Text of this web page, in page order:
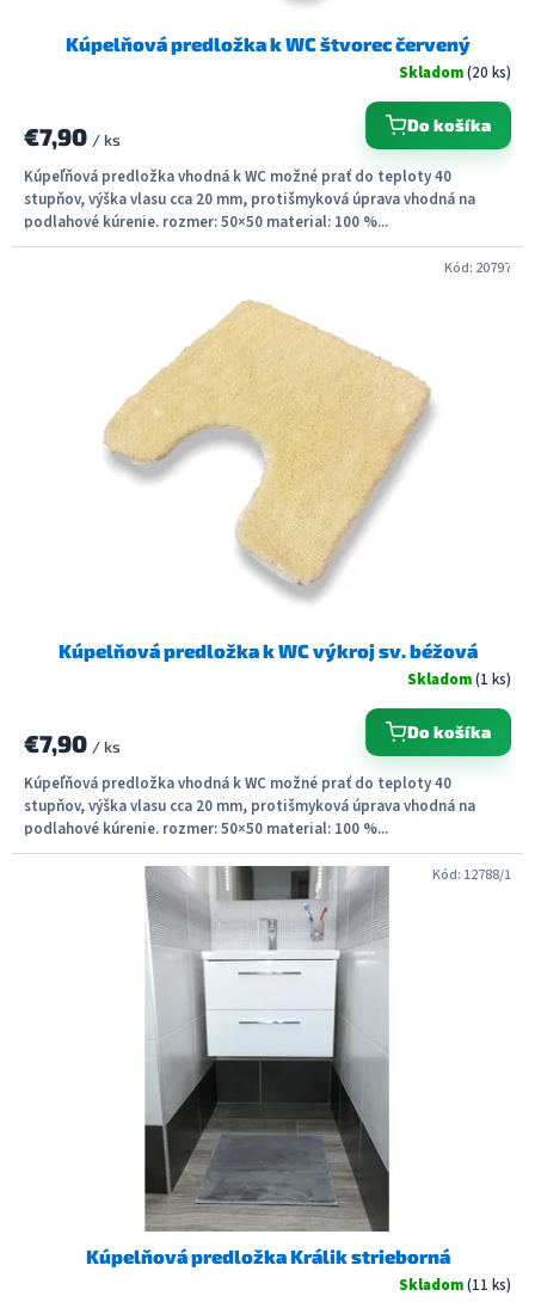
Kúpelňová predložka k WC štvorec červený
Skladom(20 ks)
€7,90 / ks
Do košíka
Kúpeľňová predložka vhodná k WC možné prať do teploty 40
stupňov, výška vlasu cca 20 mm, protišmyková úprava vhodná na
podlahové kúrenie. rozmer: 50×50 material: 100 %...
Kúpelňová predložka k WC výkroj sv. béžová
Skladom(1 ks)
€7,90 / ks
Do košíka
Kúpeľňová predložka vhodná k WC možné prať do teploty 40
stupňov, výška vlasu cca 20 mm, protišmyková úprava vhodná na
podlahové kúrenie. rozmer: 50×50 material: 100 %...
Kód: 20797
Kúpelňová predložka Králik strieborná
Skladom(11 ks)
Kód: 12788/1